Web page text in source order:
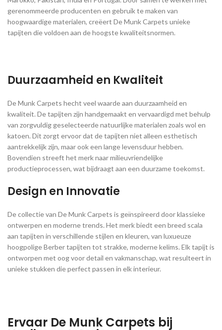
gerenommeerde producenten en gebruik te maken van
hoogwaardige materialen, creëert De Munk Carpets unieke
tapijten die voldoen aan de hoogste kwaliteitsnormen.
Duurzaamheid en Kwaliteit
De Munk Carpets hecht veel waarde aan duurzaamheid en
kwaliteit. De tapijten zijn handgemaakt en vervaardigd met behulp
van zorgvuldig geselecteerde natuurlijke materialen zoals wol en
katoen. Dit zorgt ervoor dat de tapijten niet alleen esthetisch
aantrekkelijk zijn, maar ook een lange levensduur hebben.
Bovendien streeft het merk naar milieuvriendelijke
productieprocessen, wat bijdraagt aan een duurzame toekomst.
Design en Innovatie
De collectie van De Munk Carpets is geïnspireerd door klassieke
ontwerpen en moderne trends. Het merk biedt een breed scala
aan tapijten in verschillende stijlen en kleuren, van luxueuze
hoogpolige Berber tapijten tot strakke, moderne kelims. Elk tapijt is
ontworpen met oog voor detail en vakmanschap, wat resulteert in
unieke stukken die perfect passen in elk interieur.
Ervaar De Munk Carpets bij